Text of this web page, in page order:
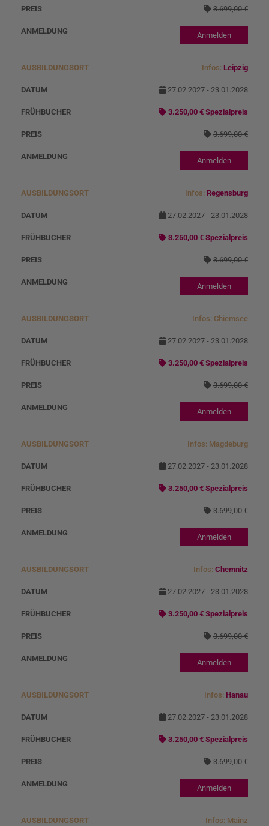
r
t
3.699,00 €
Anmelden
Infos: Leipzig
27.02.2027 - 23.01.2028
3.250,00 € Spezialpreis
3.699,00 €
Anmelden
Infos: Regensburg
27.02.2027 - 23.01.2028
3.250,00 € Spezialpreis
3.699,00 €
Anmelden
Infos: Chiemsee
27.02.2027 - 23.01.2028
3.250,00 € Spezialpreis
3.699,00 €
Anmelden
Infos: Magdeburg
27.02.2027 - 23.01.2028
3.250,00 € Spezialpreis
3.699,00 €
Anmelden
Infos: Chemnitz
27.02.2027 - 23.01.2028
3.250,00 € Spezialpreis
3.699,00 €
Anmelden
Infos: Hanau
27.02.2027 - 23.01.2028
3.250,00 € Spezialpreis
3.699,00 €
Anmelden
Infos: Mainz